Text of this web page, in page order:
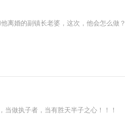
离婚的副镇长老婆，这次，他会怎么做？
做执子者，当有胜天半子之心！！！